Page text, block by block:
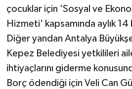
çocuklar için 'Sosyal ve
Hizmeti' kapsamında aylık
Diğer yandan Antalya
Kepez Belediyesi yetkilileri
ihtiyaçlarını giderme
Borç ödendiği için Veli Can